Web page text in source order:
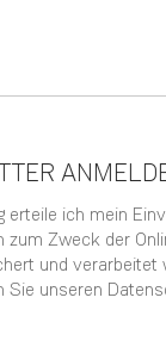
erteile ich mein
zum Zweck der
und verarbeitet
Sie unseren